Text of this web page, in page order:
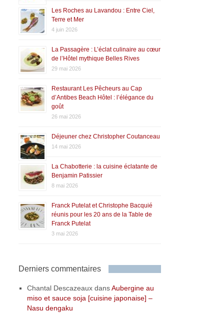
Les Roches au Lavandou : Entre Ciel,
Terre et Mer
4 juin 2026
La Passagère : L’éclat culinaire au cœur
de l’Hôtel mythique Belles Rives
29 mai 2026
Restaurant Les Pêcheurs au Cap
d’Antibes Beach Hôtel : l’élégance du
goût
26 mai 2026
Déjeuner chez Christopher Coutanceau
14 mai 2026
La Chabotterie : la cuisine éclatante de
Benjamin Patissier
8 mai 2026
Franck Putelat et Christophe Bacquié
réunis pour les 20 ans de la Table de
Franck Putelat
3 mai 2026
Derniers commentaires
Chantal Descazeaux dansAubergine au
miso et sauce soja [cuisine japonaise] –
Nasu dengaku